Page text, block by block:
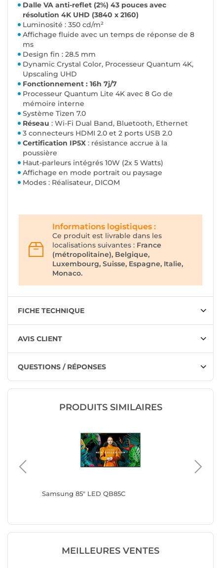
Dalle VA anti-reflet (2%) 43 pouces avec
résolution 4K UHD (3840 x 2160)
Luminosité : 350 cd/m²
Affichage fluide avec un temps de réponse de 8
ms
Design fin : 28.5 mm
Dynamic Crystal Color, Processeur Quantum 4K,
Upscaling UHD
Fonctionnement : 16h 7j/7
Processeur Quantum Lite 4K avec 8 Go de
mémoire interne
Système Tizen 7.0
Réseau : Wi-Fi Dual Band, Bluetooth, Ethernet
3 connecteurs HDMI 2.0 et 2 ports USB 2.0
Certification IP5X : résistance accrue à la
poussière
Haut-parleurs intégrés 10W (2x 5 Watts)
Affichage en mode portrait ou paysage
Modes : Réalisateur, DICOM
Informations logistiques :
Ce produit est livrable dans les
localisations suivantes : France
(métropolitaine), Belgique,
Luxembourg, Suisse, Espagne, Italie,
Monaco.
FICHE TECHNIQUE
AVIS CLIENT
QUESTIONS / RÉPONSES
PRODUITS SIMILAIRES
Samsung 85" LED QB85C
MEILLEURES VENTES